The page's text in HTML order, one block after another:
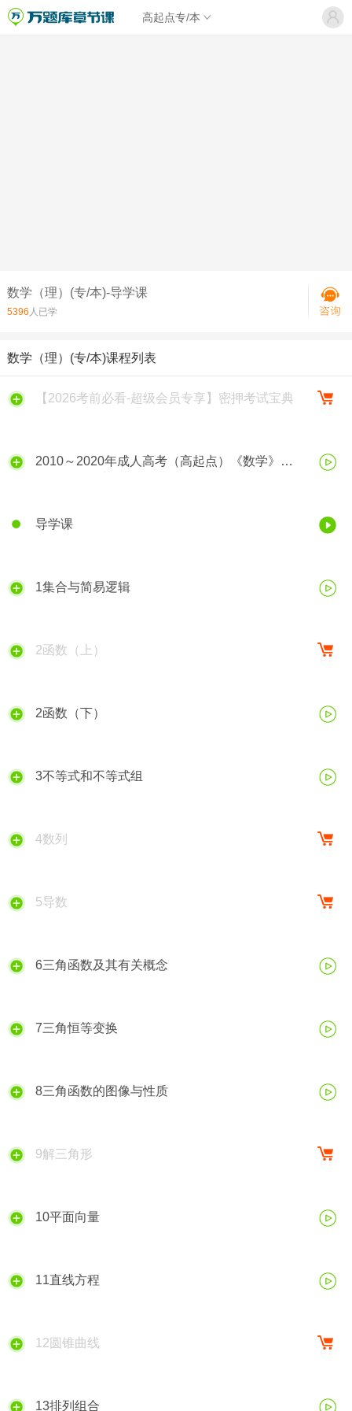
高起点专/本
数学（理）(专/本)-导学课
5396 人已学
数学（理）(专/本)课程列表
【2026考前必看-超级会员专享】密押考试宝典
2010～2020年成人高考（高起点）《数学》
导学课
1集合与简易逻辑
2函数（上）
2函数（下）
3不等式和不等式组
4数列
5导数
6三角函数及其有关概念
7三角恒等变换
8三角函数的图像与性质
9解三角形
10平面向量
11直线方程
12圆锥曲线
13排列组合